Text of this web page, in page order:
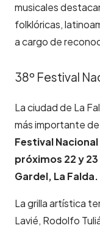
musicales
folklóricas,
a cargo de
38º Festival
La ciudad de La
más importante
Festival
próximos 22 y
Gardel, La Falda.
La grilla artística
Lavié, Rodolfo